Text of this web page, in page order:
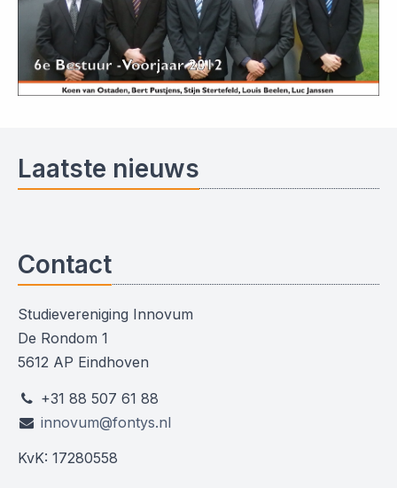
Laatste nieuws
Contact
Studievereniging Innovum
De Rondom 1
5612 AP Eindhoven
+31 88 507 61 88
innovum@fontys.nl
KvK: 17280558